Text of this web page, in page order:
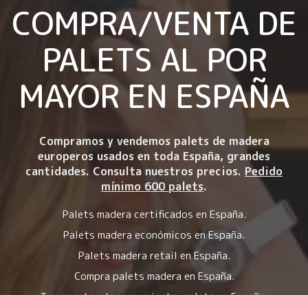
COMPRA/VENTA DE
PALETS AL POR
MAYOR EN ESPAÑA
Compramos y vendemos palets de madera
europeros usados en toda España, grandes
cantidades. Consulta nuestros precios. Pedido
mínimo 600 palets.
Palets madera certificados en España.
Palets madera económicos en España.
Palets madera retail en España.
Compra palets madera en España.